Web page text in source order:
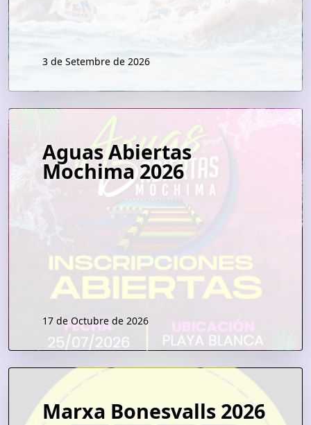
3 de Setembre de 2026
Aguas Abiertas
Mochima 2026
17 de Octubre de 2026
Marxa Bonesvalls 2026